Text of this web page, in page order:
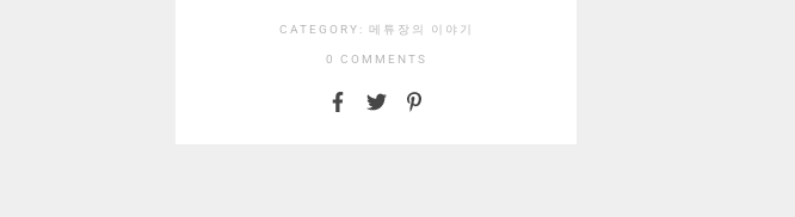
CATEGORY: 메튜장의 이야기
0 COMMENTS